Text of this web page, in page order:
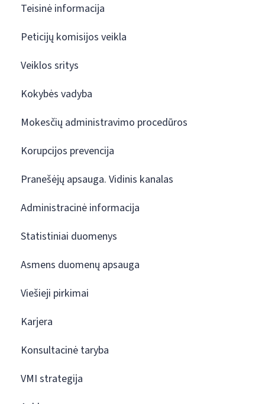
Teisinė informacija
Peticijų komisijos veikla
Veiklos sritys
Kokybės vadyba
Mokesčių administravimo procedūros
Korupcijos prevencija
Pranešėjų apsauga. Vidinis kanalas
Administracinė informacija
Statistiniai duomenys
Asmens duomenų apsauga
Viešieji pirkimai
Karjera
Konsultacinė taryba
VMI strategija